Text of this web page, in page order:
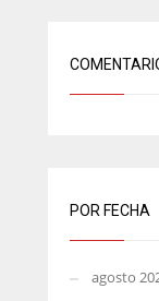
POR FECHA
agosto